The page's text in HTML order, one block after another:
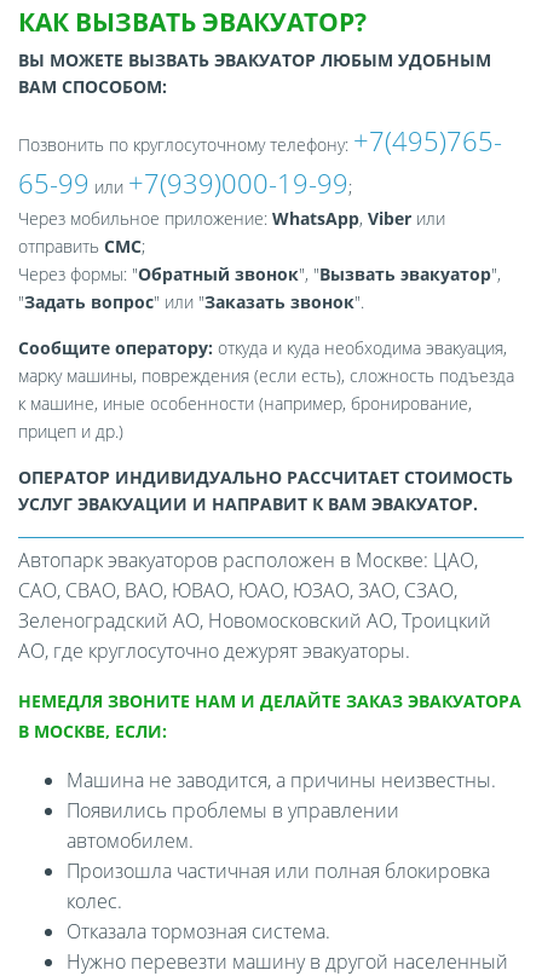
КАК ВЫЗВАТЬ ЭВАКУАТОР?
ВЫ МОЖЕТЕ ВЫЗВАТЬ ЭВАКУАТОР ЛЮБЫМ УДОБНЫМ
ВАМ СПОСОБОМ:
Позвонить по круглосуточному телефону: +7(495)765-
65-99 или +7(939)000-19-99;
Через мобильное приложение: WhatsApp, Viber или
отправить СМС;
Через формы: "Обратный звонок", "Вызвать эвакуатор",
"Задать вопрос" или "Заказать звонок".
Сообщите оператору: откуда и куда необходима эвакуация,
марку машины, повреждения (если есть), сложность подъезда
к машине, иные особенности (например, бронирование,
прицеп и др.)
ОПЕРАТОР ИНДИВИДУАЛЬНО РАССЧИТАЕТ СТОИМОСТЬ
УСЛУГ ЭВАКУАЦИИ И НАПРАВИТ К ВАМ ЭВАКУАТОР.
Автопарк эвакуаторов расположен в Москве: ЦАО,
САО, СВАО, ВАО, ЮВАО, ЮАО, ЮЗАО, ЗАО, СЗАО,
Зеленоградский АО, Новомосковский АО, Троицкий
АО, где круглосуточно дежурят эвакуаторы.
НЕМЕДЛЯ ЗВОНИТЕ НАМ И ДЕЛАЙТЕ ЗАКАЗ ЭВАКУАТОРА
В МОСКВЕ, ЕСЛИ:
Машина не заводится, а причины неизвестны.
Появились проблемы в управлении
автомобилем.
Произошла частичная или полная блокировка
колес.
Отказала тормозная система.
Нужно перевезти машину в другой населенный